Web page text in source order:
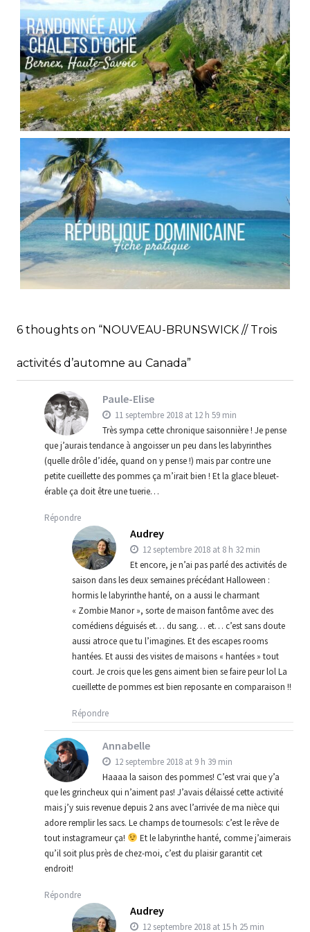
Audrey Blog,Europe
FRANCE // RANDONNÉE AU COL DES PORTES
D’OCHE
Audrey Blog,Europe
RÉPUBLIQUE DOMINICAINE // FICHE
Blog,Bons plans
6 thoughts on “NOUVEAU-BRUNSWICK // Trois
activités d’automne au Canada”
Paule-Elise
11 septembre 2018 at 12 h 59 min
Très sympa cette chronique saisonnière ! Je pense
que j’aurais tendance à angoisser un peu dans les labyrinthes
(quelle drôle d’idée, quand on y pense !) mais par contre une
petite cueillette des pommes ça m’irait bien ! Et la glace bleuet-
érable ça doit être une tuerie…
Répondre
Audrey
12 septembre 2018 at 8 h 32 min
Et encore, je n’ai pas parlé des activités de
saison dans les deux semaines précédant Halloween :
hormis le labyrinthe hanté, on a aussi le charmant
« Zombie Manor », sorte de maison fantôme avec des
comédiens déguisés et… du sang… et… c’est sans doute
aussi atroce que tu l’imagines. Et des escapes rooms
hantées. Et aussi des visites de maisons « hantées » tout
court. Je crois que les gens aiment bien se faire peur lol La
cueillette de pommes est bien reposante en comparaison !!
Répondre
Annabelle
12 septembre 2018 at 9 h 39 min
Haaaa la saison des pommes! C’est vrai que y’a
que les grincheux qui n’aiment pas! J’avais délaissé cette activité
mais j’y suis revenue depuis 2 ans avec l’arrivée de ma nièce qui
adore remplir les sacs. Le champs de tournesols: c’est le rêve de
tout instagrameur ça!
Et le labyrinthe hanté, comme j’aimerais
qu’il soit plus près de chez-moi, c’est du plaisir garantit cet
endroit!
Répondre
Audrey
12 septembre 2018 at 15 h 25 min